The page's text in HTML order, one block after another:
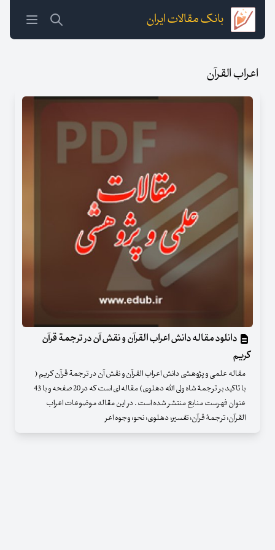
بانک مقالات ایران
اعراب القرآن
دانلود مقاله دانش اعراب القرآن و نقش آن در ترجمة قرآن
کریم
مقاله علمی و پژوهشی دانش اعراب القرآن و نقش آن در ترجمة قرآن کریم (
با تاکید بر ترجمۀ شاه ولی الله دهلوی) مقاله ای است که در 20 صفحه و با 43
عنوان فهرست منابع منتشر شده است . در این مقاله موضوعات اعراب
القرآن؛ ترجمۀ قرآن؛ تفسیر؛ دهلوی؛ نحو؛ وجوه اعر